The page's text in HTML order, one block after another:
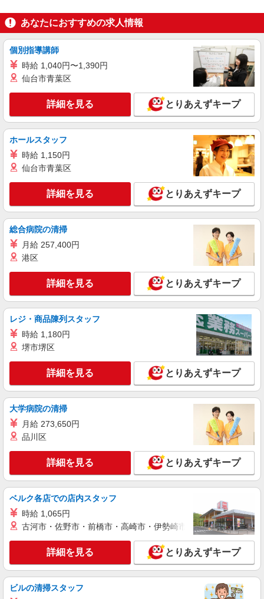
株式会社シエロ
携帯販売スタッフ【au】
月給273200円 ※残業手当別途支給 ※研修期間
り） ゜+゜・。○。・゜+゜・。○。・゜+゜ 入社
ンセンティブ支給(規定有) ゜・。○。・゜+゜・。
○。・゜+゜
愛知県名古屋市港区の家電量販店
キープ 詳細を見る
株式会社シエロ
時給1140円〜 ※残業代支給 ★交通費別途支給
+゜ 入社祝い金10万円支給(規定有) お友達を紹介
頂くと, インセンティブ支給(規定有) ★月2回払
い・週払い可能（規程有）★ ゜・。○。・゜
+゜・。○。・゜+゜
愛知県名古屋市港区のdocomoショップ
キープ 詳細を見る
派遣社員
株式会社シエロ
【楽天モバイル】の店舗スタッフ
時給1500円〜1600円（経験・能力による） ※
残業代支給 ★交通費別途支給（規定あり） ゜
+゜・。○。・゜+゜・。○。・゜+゜ 入社祝い金10
万円支給(規定有) お友達を紹介頂くと, インセンテ
有）★ ゜・。○。・゜+゜・。○。・゜+゜
愛知県名古屋市港区の楽天モバイルショップ
キープ 詳細を見る
派遣社員
株式会社シエロ
携帯販売スタッフ【au】
月給273200円 ※残業手当別途支給 ※研修期間
○。・゜+゜
愛知県名古屋市港区の家電量販店
キープ 詳細を見る
紹介予定派遣
株式会社シエロ
人気機種に詳しくなれる携帯販売【au】
月給273200円 ※残業手当別途支給 ※研修期間
6か月・時給1550円〜 ★交通費別途支給（規定あ
り） ゜+゜・。○。・゜+゜・。○。・゜+゜ 入社
祝い金10万円支給(規定有) お友達を紹介頂くと, イ
ンセンティブ支給(規定有) ゜・。○。・゜+゜・。
○。・゜+゜
愛知県名古屋市港区の家電量販店
詳細を見る
あなたにおすすめの求人情報
個別指導講師
時給 1,040円〜1,390円
仙台市青葉区
詳細を見る とりあえずキープ
ホールスタッフ
時給 1,150円
仙台市青葉区
詳細を見る とりあえずキープ
総合病院の清掃
月給 257,400円
港区
詳細を見る とりあえずキープ
レジ・商品陳列スタッフ
時給 1,180円
堺市堺区
詳細を見る とりあえずキープ
大学病院の清掃
月給 273,650円
品川区
詳細を見る とりあえずキープ
ベルク各店での店内スタッフ
時給 1,065円
古河市・佐野市・前橋市・高崎市・伊勢崎市・太田市・館林市
詳細を見る とりあえずキープ
ビルの清掃スタッフ